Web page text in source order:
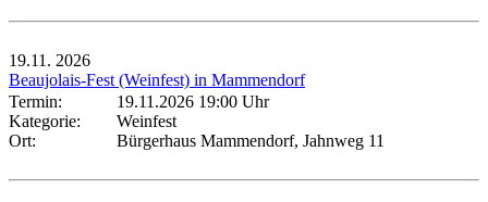
19.11. 2026
Beaujolais-Fest (Weinfest) in Mammendorf
Termin:
19.11.2026 19:00 Uhr
Kategorie:
Weinfest
Ort:
Bürgerhaus Mammendorf, Jahnweg 11